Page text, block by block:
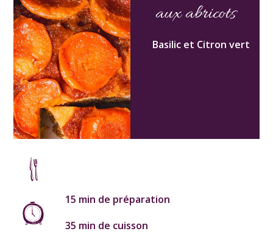
aux abricots
Basilic et Citron vert
15 min de préparation
35 min de cuisson